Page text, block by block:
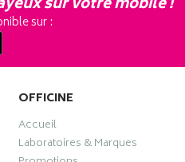
sur :
OFFICINE
Accueil
Laboratoires & Marques